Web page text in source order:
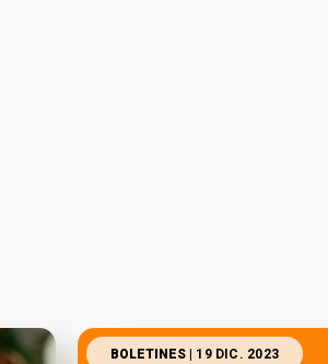
BOLETINES| 19 DIC. 2023